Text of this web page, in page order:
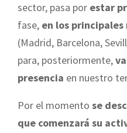
sector, pasa por estar
fase, en los
(Madrid, Barcelona,
para, posteriormente,
presencia en nuestro
Por el momento se
que comenzará su